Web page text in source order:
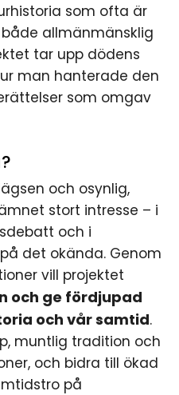
som ofta är
allmänmänsklig
tar upp dödens
man hanterade den
som omgav
och osynlig,
stort intresse – i
och i
det okända. Genom
vill projektet
och ge fördjupad
och vår samtid.
muntlig tradition och
och bidra till ökad
på